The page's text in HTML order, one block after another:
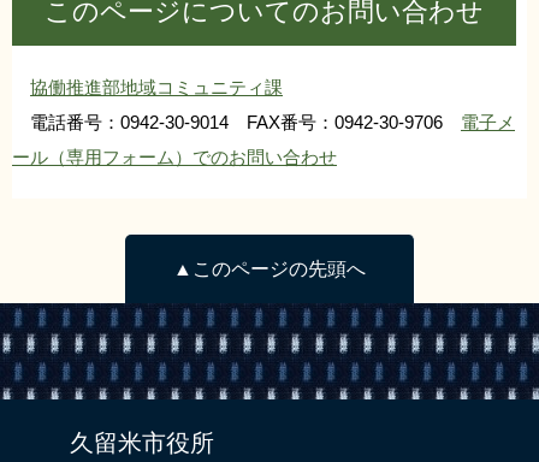
このページについてのお問い合わせ
協働推進部地域コミュニティ課
電話番号：0942-30-9014 FAX番号：0942-30-9706 電子メ
ール（専用フォーム）でのお問い合わせ
▲このページの先頭へ
久留米市役所